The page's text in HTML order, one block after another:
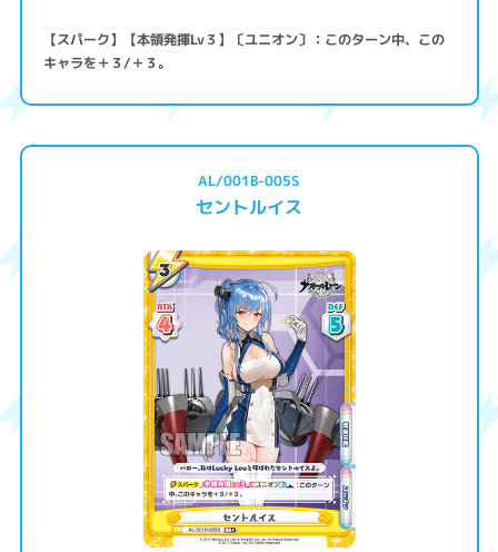
【スパーク】【本領発揮Lv３】〔ユニオン〕：このターン中、この
キャラを＋３/＋３。
AL/001B-005S
セントルイス